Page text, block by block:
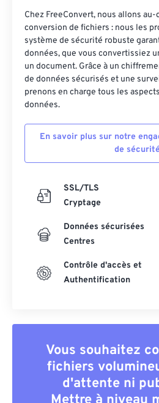
Chez FreeConvert, nous allons
conversion de fichiers : nous les
système de sécurité robuste
données, que vous convertissiez
un document. Grâce à un
de données sécurisés et une
prenons en charge tous les
données.
En savoir plus sur notre
de sécurité
SSL/TLS
Cryptage
Données sécurisées
Centres
Contrôle d'accès et
Authentification
Vous souhaitez
fichiers
d'attente ni